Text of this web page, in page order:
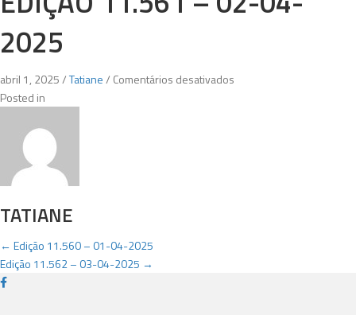
2025
abril 1, 2025/Tatiane/ Comentários desativados
Posted in
TATIANE
POSTS
NAVIGATION
← Edição 11.560 – 01-04-2025
Edição 11.562 – 03-04-2025 →